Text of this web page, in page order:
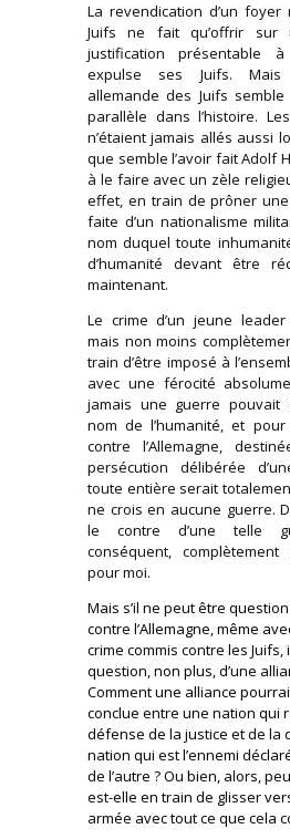
La revendication d’un
Juifs ne fait qu’offrir sur
justification présentable à
expulse ses Juifs. Mais
allemande des Juifs
parallèle dans l’histoire.
n’étaient jamais allés aussi
que semble l’avoir fait Adolf
à le faire avec un zèle
effet, en train de prôner
faite d’un nationalisme
nom duquel toute
d’humanité devant être
maintenant.
Le crime d’un jeune
mais non moins
train d’être imposé à
avec une férocité
jamais une guerre pouvait
nom de l’humanité, et
contre l’Allemagne,
persécution délibérée
toute entière serait
ne crois en aucune guerre.
le contre d’une telle
conséquent,
pour moi.
Mais s’il ne peut être
contre l’Allemagne, même
crime commis contre les
question, non plus, d’une
Comment une alliance
conclue entre une nation qui
défense de la justice et de la
nation qui est l’ennemi
de l’autre ? Ou bien, alors,
est-elle en train de glisser
armée avec tout ce que cela